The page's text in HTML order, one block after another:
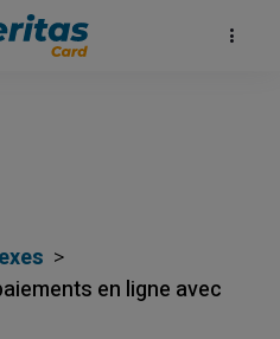
en ligne avec